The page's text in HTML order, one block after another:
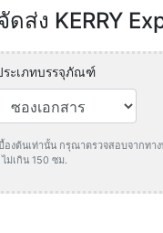
ส่ง KERRY
ระเภทบรรจุภัณฑ์
องต้นเท่านั้น กรุณาตรวจสอบจากทา
ม่เกิน 150 ซม.